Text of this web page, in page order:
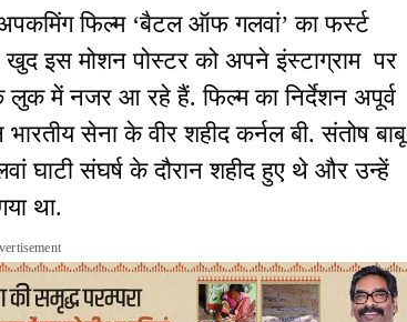
फिल्म ‘बैटल ऑफ गलवां’ का फर्स्ट
खुद इस मोशन पोस्टर को अपने इंस्टाग्राम पर
में नजर आ रहे हैं. फिल्म का निर्देशन अपूर्व
सेना के वीर शहीद कर्नल बी. संतोष बाबू
घाटी संघर्ष के दौरान शहीद हुए थे और उन्हें
था.